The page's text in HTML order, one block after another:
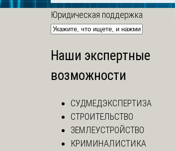
Юридическая поддержка
Наши экспертные
возможности
СУДМЕДЭКСПЕРТИЗА
СТРОИТЕЛЬСТВО
ЗЕМЛЕУСТРОЙСТВО
КРИМИНАЛИСТИКА